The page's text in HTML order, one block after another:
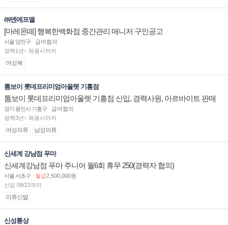
㈜엔에프엘
[마레몬떼] 행복한백화점 중간관리 매니저 구인공고
서울 양천구
급여협의
경력1년↑ 채용시까지
여성복
톰보이 롯데프리미엄아울렛 기흥점
톰보이 롯데프리미엄아울렛 기흥점 신입, 경력사원, 아르바이트 판매
직 구인합니다.
경기 용인시 기흥구
급여협의
경력3년↑ 채용시까지
여성의류 남성의류
신세계 강남점 푸마
신세계강남점 푸마 주니어 월6회 휴무 250(경력자 협의)
서울 서초구 월급2,500,000원
신입 08/21까지
의류신발
신성통상